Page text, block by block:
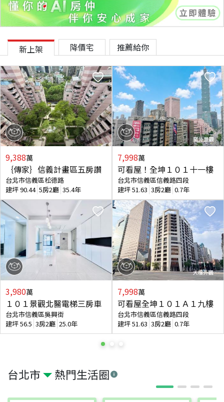
台北市 熱門生活圈
新上架 降價宅 推薦給你
9,388萬
｛傳家｝信義計畫區五房讚
台北市信義區松德路
建坪90.44 5房2廳 35.4年
3,980萬
１０１景觀北醫電梯三房車
台北市信義區吳興街
建坪56.5 3房2廳 25.0年
7,998萬
可看屋！全坤１０１十一樓
台北市信義區信義路四段
建坪51.63 3房2廳 0.7年
7,998萬
可看屋全坤１０１Ａ１九樓
台北市信義區信義路四段
建坪51.63 3房2廳 0.7年